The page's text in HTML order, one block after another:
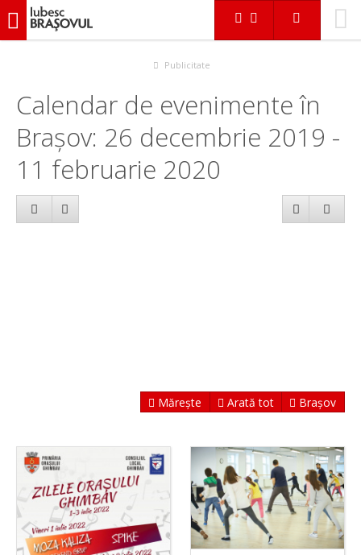
iubescbraşovul.ro
Publicitate
Calendar de evenimente în
Brașov: 26 decembrie 2019 -
11 februarie 2020
Mărește Arată tot Brașov